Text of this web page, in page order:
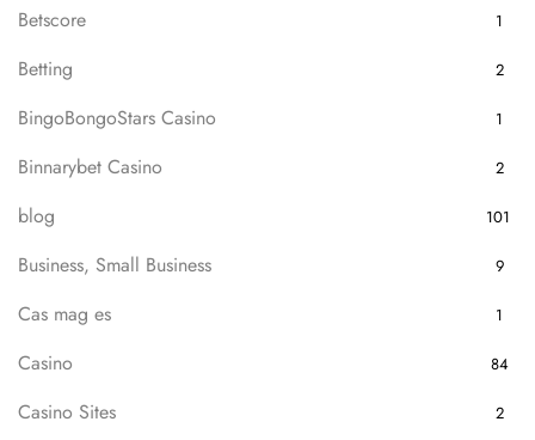
Betscore 1
Betting 2
BingoBongoStars Casino 1
Binnarybet Casino 2
blog 101
Business, Small Business 9
Cas mag es 1
Casino 84
Casino Sites 2